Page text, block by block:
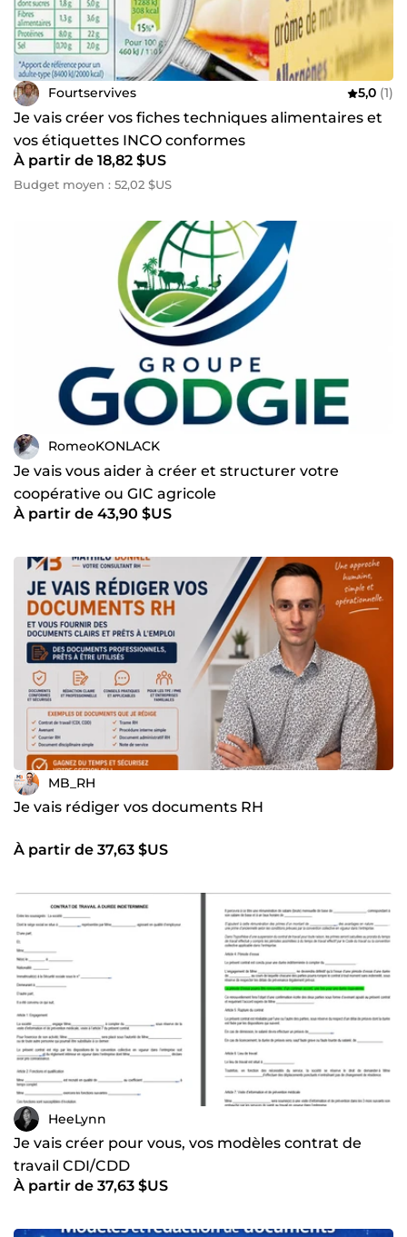
Fourtservives 5,0 (1)
Je vais créer vos fiches techniques alimentaires et
vos étiquettes INCO conformes
À partir de 18,82 $US
Budget moyen : 52,02 $US
RomeoKONLACK
Je vais vous aider à créer et structurer votre
coopérative ou GIC agricole
À partir de 43,90 $US
MB_RH
Je vais rédiger vos documents RH
À partir de 37,63 $US
HeeLynn
Je vais créer pour vous, vos modèles contrat de
travail CDI/CDD
À partir de 37,63 $US